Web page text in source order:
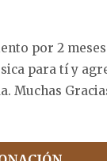
por 2
para tí y
Muchas